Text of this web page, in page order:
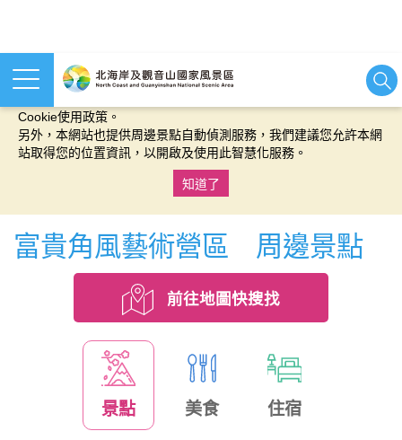
本網站使用cookies等相關技術以持續優化網站服務，並有助於為
Cookie使用政策。
另外，本網站也提供周邊景點自動偵測服務，我們建議您允許本網
站取得您的位置資訊，以開啟及使用此智慧化服務。
知道了
富貴角風藝術營區 周邊景點
前往地圖快搜找
景點 美食 住宿